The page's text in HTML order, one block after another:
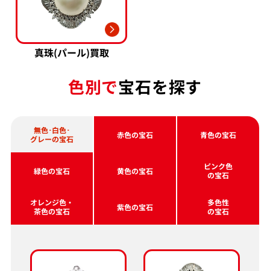
真珠(パール)買取
色別で宝石を探す
無色･白色･
グレーの宝石
赤色の宝石 青色の宝石
緑色の宝石 黄色の宝石
ピンク色
の宝石
オレンジ色・
茶色の宝石
紫色の宝石
多色性
の宝石